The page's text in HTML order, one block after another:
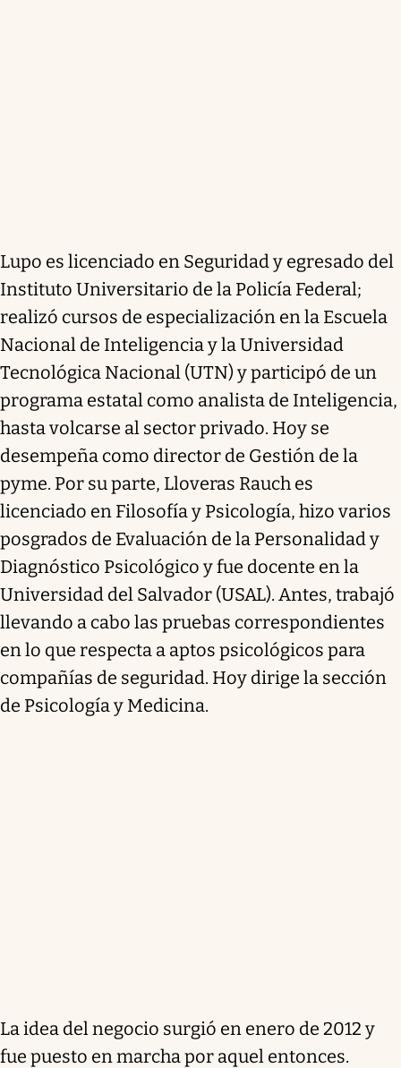
Lupo es licenciado en Seguridad y egresado del
Instituto Universitario de la Policía Federal;
realizó cursos de especialización en la Escuela
Nacional de Inteligencia y la Universidad
Tecnológica Nacional (UTN) y participó de un
programa estatal como analista de Inteligencia,
hasta volcarse al sector privado. Hoy se
desempeña como director de Gestión de la
pyme. Por su parte, Lloveras Rauch es
licenciado en Filosofía y Psicología, hizo varios
posgrados de Evaluación de la Personalidad y
Diagnóstico Psicológico y fue docente en la
Universidad del Salvador (USAL). Antes, trabajó
llevando a cabo las pruebas correspondientes
en lo que respecta a aptos psicológicos para
compañías de seguridad. Hoy dirige la sección
de Psicología y Medicina.
La idea del negocio surgió en enero de 2012 y
fue puesto en marcha por aquel entonces.